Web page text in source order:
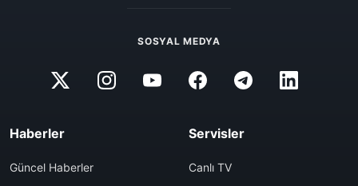
SOSYAL MEDYA
Haberler
Güncel Haberler
Servisler
Canlı TV